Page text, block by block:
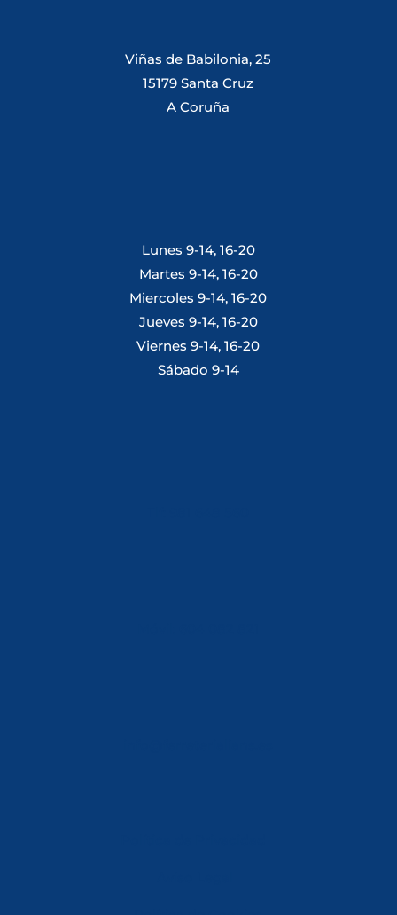
Viñas de Babilonia, 25
15179 Santa Cruz
A Coruña
Lunes 9-14, 16-20
Martes 9-14, 16-20
Miercoles 9-14, 16-20
Jueves 9-14, 16-20
Viernes 9-14, 16-20
Sábado 9-14